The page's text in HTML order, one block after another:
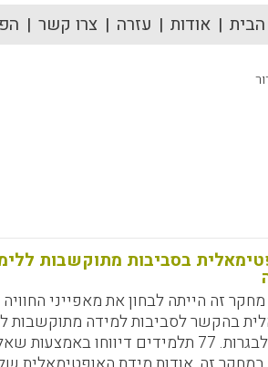
אודות עזרה צרו קשר
בסביבות מתוקשבות
זה הייתה לבחון את מאפייני החוויה
בהקשר לסביבות למידה מתוקשבות
מתמטיקה לבגרות. 77 תלמידים דיווחו באמצעות